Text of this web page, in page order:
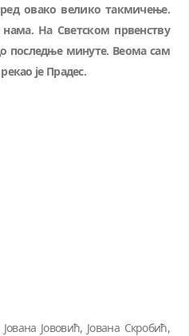
овако велико такмичење.
На Светском првенству
последње минуте. Веома сам
је Прадес.
Јововић, Јована Скробић,